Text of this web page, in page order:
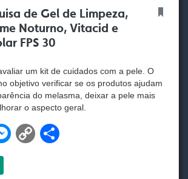
de Gel de Limpeza,
Noturno, Vitacid e
FPS 30
um kit de cuidados com a pele. O
objetivo verificar se os produtos ajudam
do melasma, deixar a pele mais
o aspecto geral.
M C